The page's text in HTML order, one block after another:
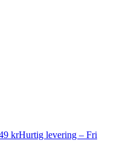
Hurtig levering – Fri